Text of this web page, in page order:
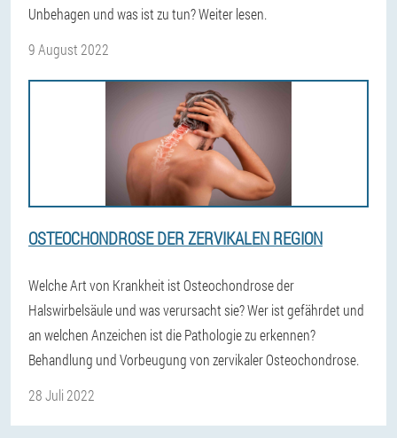
Unbehagen und was ist zu tun? Weiter lesen.
9 August 2022
OSTEOCHONDROSE DER ZERVIKALEN REGION
Welche Art von Krankheit ist Osteochondrose der
Halswirbelsäule und was verursacht sie? Wer ist gefährdet und
an welchen Anzeichen ist die Pathologie zu erkennen?
Behandlung und Vorbeugung von zervikaler Osteochondrose.
28 Juli 2022